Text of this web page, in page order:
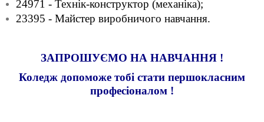
24971 - Технік-конструктор (механіка);
23395 - Майстер виробничого навчання.
ЗАПРОШУЄМО НА НАВЧАННЯ !
Коледж допоможе тобі стати першокласним
професіоналом !